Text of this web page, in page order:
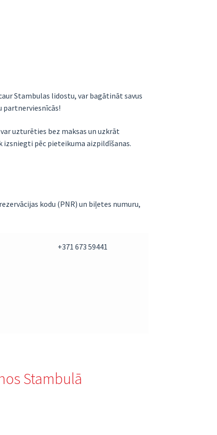
Stambulas lidostu, var bagātināt savus
partnerviesnīcās!
uzturēties bez maksas un uzkrāt
izsniegti pēc pieteikuma aizpildīšanas.
kodu (PNR) un biļetes numuru,
+371 673 59441
Stambulā